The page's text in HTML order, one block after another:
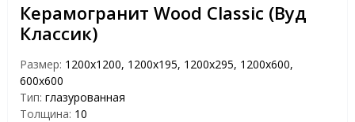
Керамогранит Wood Classic (Вуд
Классик)
Размер: 1200х1200, 1200х195, 1200х295, 1200х600,
600х600
Тип: глазурованная
Толщина: 10